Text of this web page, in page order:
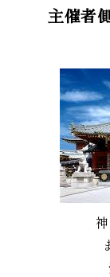
主催者